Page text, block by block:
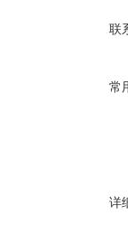
联
常
详